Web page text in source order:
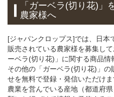
「ガーベラ(切り花)」
農家様へ
[ジャパンクロップス]では、日本
販売されている農家様を募集し
ーベラ(切り花)」に関する商品情
その他の「ガーベラ(切り花)」
せを無料で登録・発信いただけ
農業を営んでいる産地（都道府